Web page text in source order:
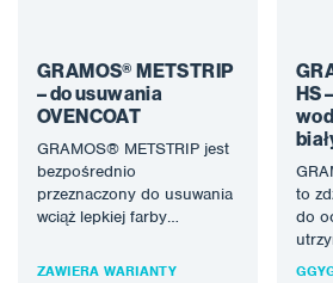
GRAMOS® METSTRIP
– do usuwania
OVENCOAT
GRAMOS® METSTRIP jest
bezpośrednio
przeznaczony do usuwania
wciąż lepkiej farby
jest rozcieńczony, może być
ZAWIERA WARIANTY
HS
to
do